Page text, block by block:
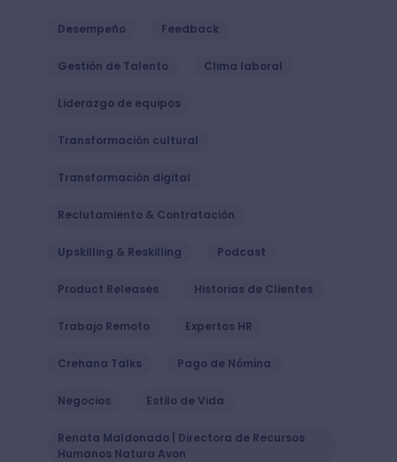
Desempeño Feedback
Gestión de Talento Clima laboral
Liderazgo de equipos
Transformación cultural
Transformación digital
Reclutamiento & Contratación
Upskilling & Reskilling Podcast
Product Releases Historias de Clientes
Trabajo Remoto Expertos HR
Crehana Talks Pago de Nómina
Negocios Estilo de Vida
Renata Maldonado | Directora de Recursos
Humanos Natura Avon